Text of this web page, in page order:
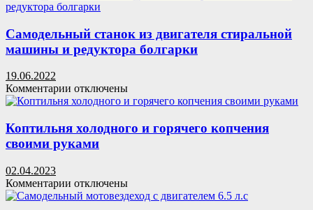
Самодельный станок из двигателя стиральной
машины и редуктора болгарки
19.06.2022
Комментарии к
записи
станок
из
двигателя
и
редуктора
отключены
Коптильня холодного и горячего копчения
своими руками
02.04.2023
Комментарии к
записи
отключены